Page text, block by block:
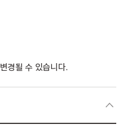
경될 수 있습니다.